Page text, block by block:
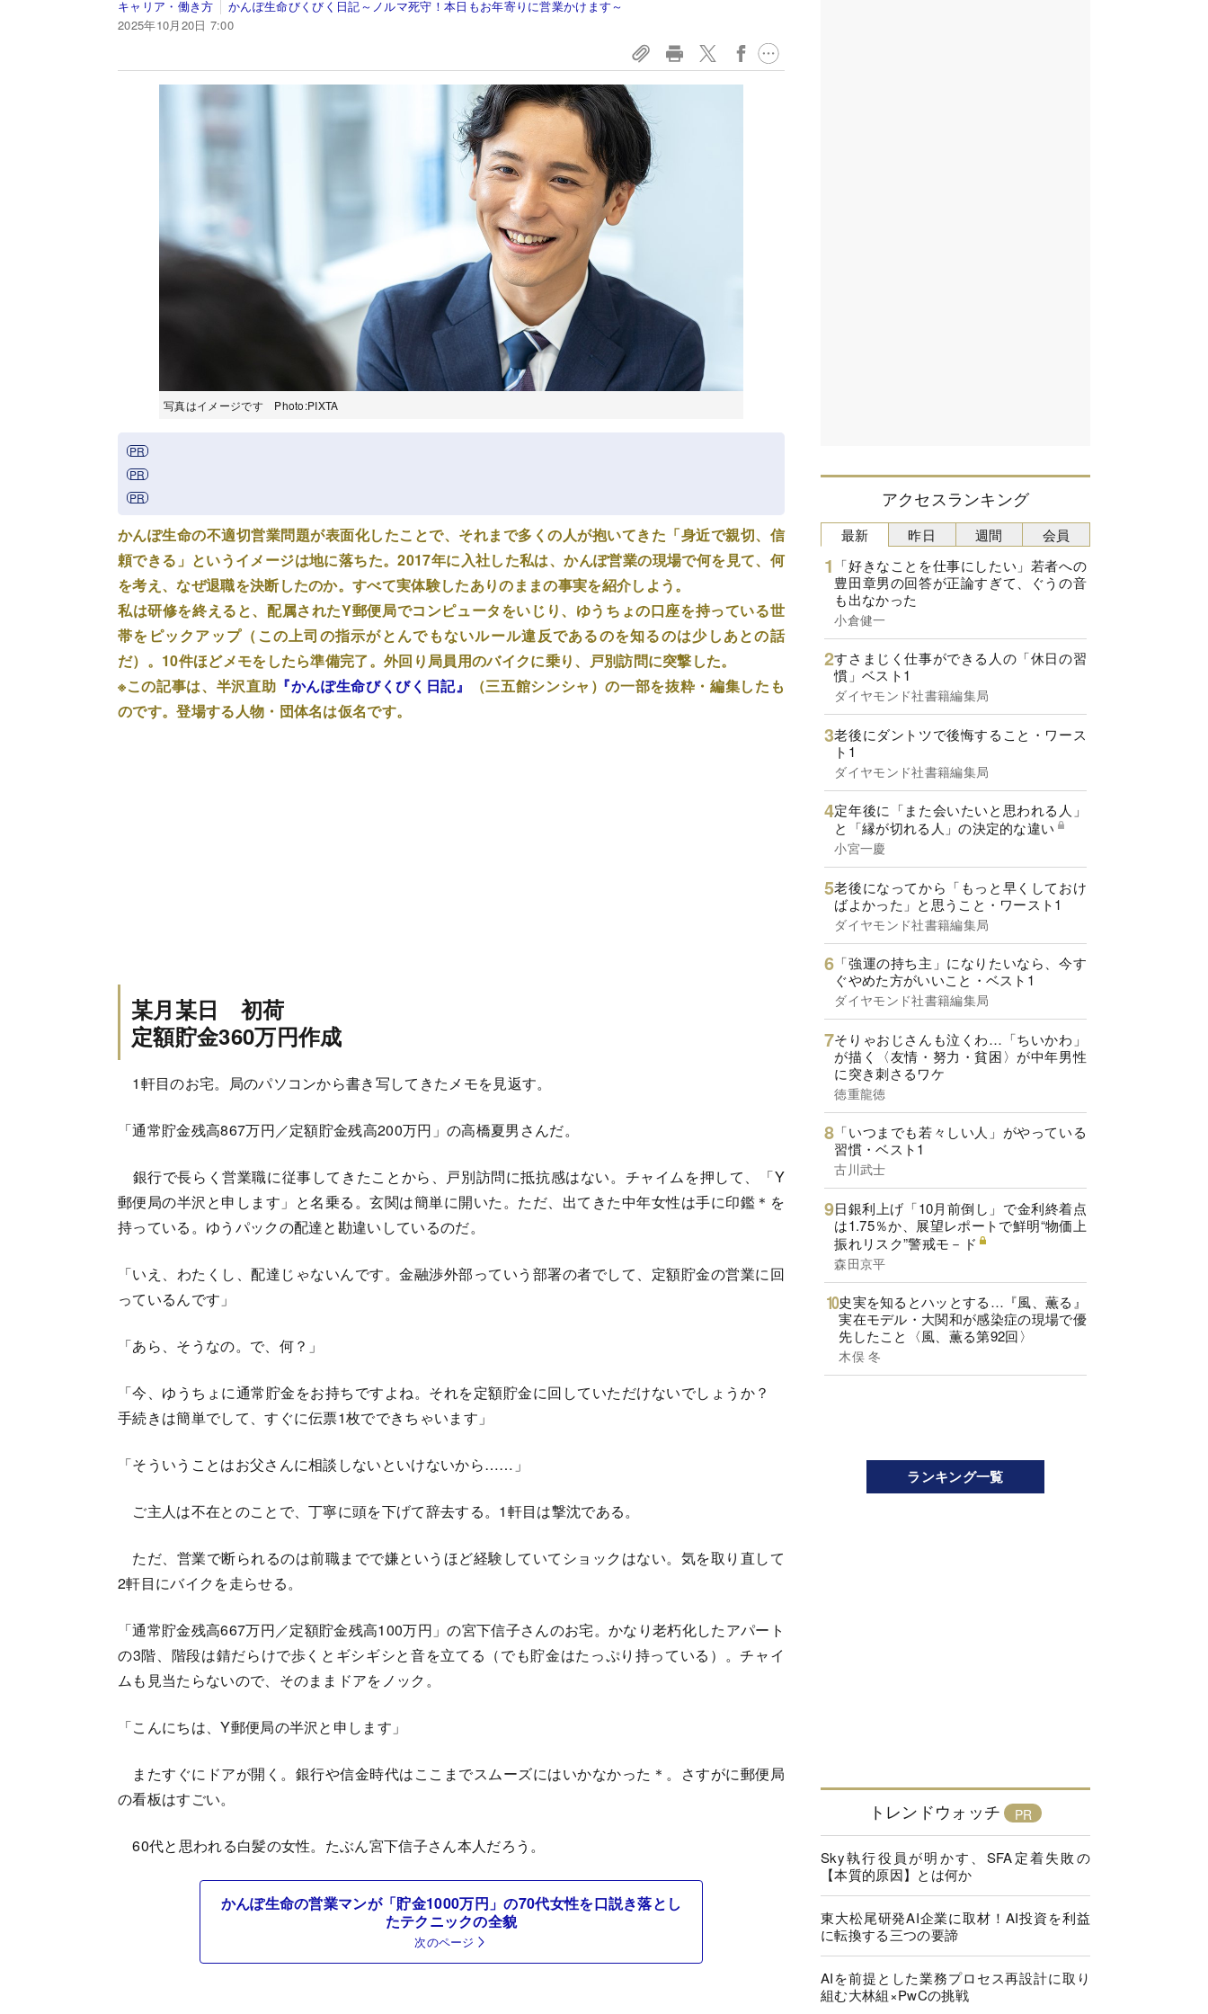
キャリア・働き方
かんぽ生命びくびく日記～ノルマ死守！本日もお年寄りに営業かけます～
2025年10月20日 7:00
写真はイメージです Photo:PIXTA
かんぽ生命の不適切営業問題が表面化したことで、それまで多くの人が抱いてきた「身近で親切、信
頼できる」というイメージは地に落ちた。2017年に入社した私は、かんぽ営業の現場で何を見て、何
を考え、なぜ退職を決断したのか。すべて実体験したありのままの事実を紹介しよう。
私は研修を終えると、配属されたY郵便局でコンピュータをいじり、ゆうちょの口座を持っている世
帯をピックアップ（この上司の指示がとんでもないルール違反であるのを知るのは少しあとの話
だ）。10件ほどメモをしたら準備完了。外回り局員用のバイクに乗り、戸別訪問に突撃した。
※この記事は、半沢直助 『かんぽ生命びくびく日記』
（三五館シンシャ）の一部を抜粋・編集したも
のです。登場する人物・団体名は仮名です。
某月某日 初荷
定額貯金360万円作成
1軒目のお宅。局のパソコンから書き写してきたメモを見返す。
「通常貯金残高867万円／定額貯金残高200万円」の高橋夏男さんだ。
銀行で長らく営業職に従事してきたことから、戸別訪問に抵抗感はない。チャイムを押して、「Y
郵便局の半沢と申します」と名乗る。玄関は簡単に開いた。ただ、出てきた中年女性は手に印鑑＊を
持っている。ゆうパックの配達と勘違いしているのだ。
「いえ、わたくし、配達じゃないんです。金融渉外部っていう部署の者でして、定額貯金の営業に回
っているんです」
「あら、そうなの。で、何？」
「今、ゆうちょに通常貯金をお持ちですよね。それを定額貯金に回していただけないでしょうか？
手続きは簡単でして、すぐに伝票1枚でできちゃいます」
「そういうことはお父さんに相談しないといけないから……」
ご主人は不在とのことで、丁寧に頭を下げて辞去する。1軒目は撃沈である。
ただ、営業で断られるのは前職までで嫌というほど経験していてショックはない。気を取り直して
2軒目にバイクを走らせる。
「通常貯金残高667万円／定額貯金残高100万円」の宮下信子さんのお宅。かなり老朽化したアパート
の3階、階段は錆だらけで歩くとギシギシと音を立てる（でも貯金はたっぷり持っている）。チャイ
ムも見当たらないので、そのままドアをノック。
「こんにちは、Y郵便局の半沢と申します」
またすぐにドアが開く。銀行や信金時代はここまでスムーズにはいかなかった＊。さすがに郵便局
の看板はすごい。
60代と思われる白髪の女性。たぶん宮下信子さん本人だろう。
かんぽ生命の営業マンが「貯金1000万円」の70代女性を口説き落とし
たテクニックの全貌
次のページ
アクセスランキング
最新
「好きなことを仕事にしたい」若者への
豊田章男の回答が正論すぎて、ぐうの音
も出なかった
小倉健一
すさまじく仕事ができる人の「休日の習
慣」ベスト1
ダイヤモンド社書籍編集局
老後にダントツで後悔すること・ワース
ト1
ダイヤモンド社書籍編集局
定年後に「また会いたいと思われる人」
と「縁が切れる人」の決定的な違い
小宮一慶
老後になってから「もっと早くしておけ
ばよかった」と思うこと・ワースト1
ダイヤモンド社書籍編集局
「強運の持ち主」になりたいなら、今す
ぐやめた方がいいこと・ベスト1
ダイヤモンド社書籍編集局
そりゃおじさんも泣くわ…「ちいかわ」
が描く〈友情・努力・貧困〉が中年男性
に突き刺さるワケ
徳重龍徳
「いつまでも若々しい人」がやっている
習慣・ベスト1
古川武士
日銀利上げ「10月前倒し」で金利終着点
は1.75％か、展望レポートで鮮明“物価上
振れリスク”警戒モ－ド
森田京平
史実を知るとハッとする…『風、薫る』
実在モデル・大関和が感染症の現場で優
先したこと〈風、薫る第92回〉
木俣 冬
昨日 週間 会員
ランキング一覧
トレンドウォッチ
Sky執行役員が明かす、SFA定着失敗の
【本質的原因】とは何か
東大松尾研発AI企業に取材！AI投資を利益
に転換する三つの要諦
AIを前提とした業務プロセス再設計に取り
組む大林組×PwCの挑戦